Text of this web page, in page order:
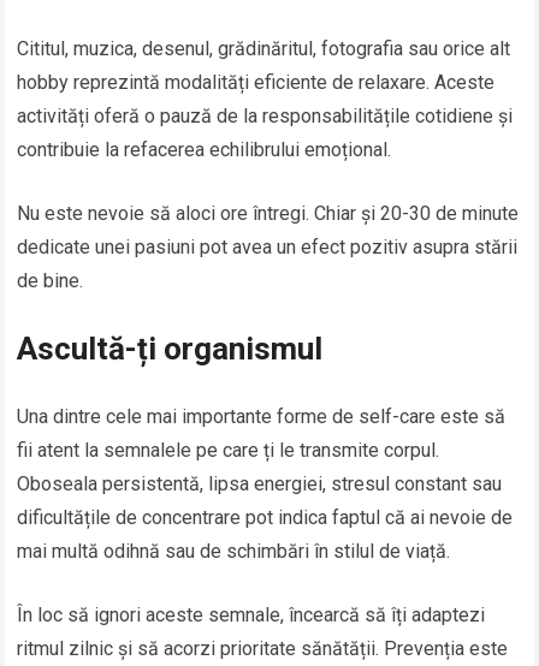
Cititul, muzica, desenul, grădinăritul, fotografia sau orice alt
hobby reprezintă modalități eficiente de relaxare. Aceste
activități oferă o pauză de la responsabilitățile cotidiene și
contribuie la refacerea echilibrului emoțional.
Nu este nevoie să aloci ore întregi. Chiar și 20-30 de minute
dedicate unei pasiuni pot avea un efect pozitiv asupra stării
de bine.
Ascultă-ți organismul
Una dintre cele mai importante forme de self-care este să
fii atent la semnalele pe care ți le transmite corpul.
Oboseala persistentă, lipsa energiei, stresul constant sau
dificultățile de concentrare pot indica faptul că ai nevoie de
mai multă odihnă sau de schimbări în stilul de viață.
În loc să ignori aceste semnale, încearcă să îți adaptezi
ritmul zilnic și să acorzi prioritate sănătății. Prevenția este